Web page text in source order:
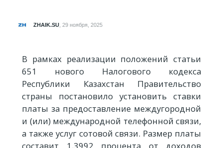
ZHAIK.SU 29 ноября, 2025
В рамках реализации положений статьи
651 нового Налогового кодекса
Республики Казахстан Правительство
страны постановило установить ставки
платы за предоставление междугородной
и (или) международной телефонной связи,
а также услуг сотовой связи. Размер платы
составит 1,3992 процента от доходов